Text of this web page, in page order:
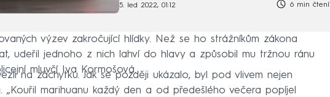
5. led 2022, 01:12 6 min čtení
výzev zakročující hlídky. Než se ho strážníkům zákona
udeřil jednoho z nich lahví do hlavy a způsobil mu tržnou ránu
mluvčí Iva Kormošová.
na záchytku. Jak se později ukázalo, byl pod vlivem nejen
„Kouřil marihuanu každý den a od předešlého večera popíjel